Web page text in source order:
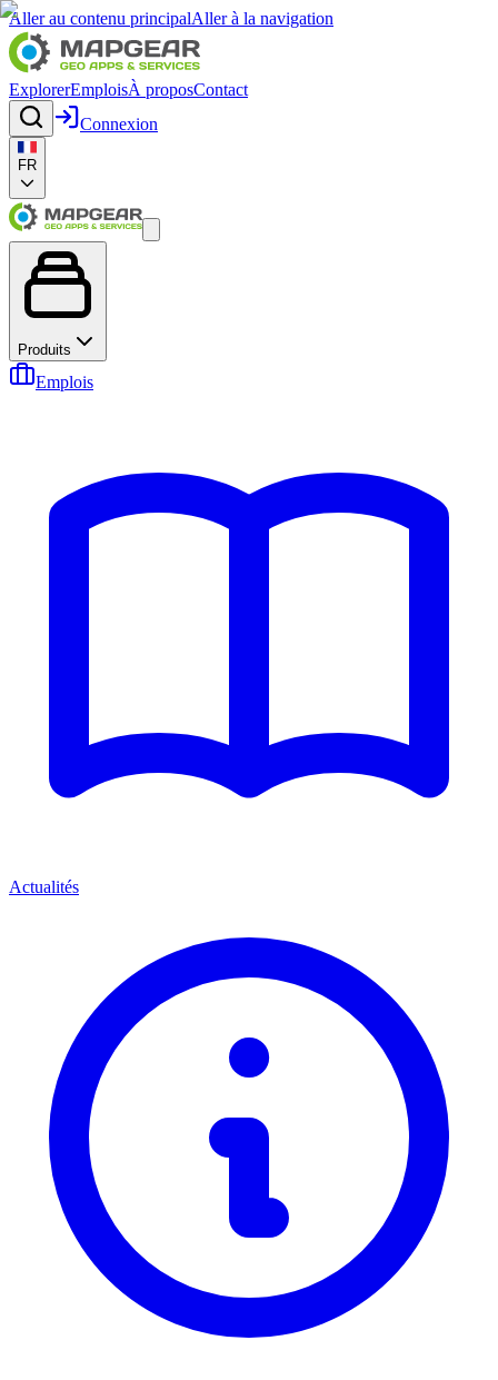
Aller au contenu principalAller à la navigation
ExplorerEmploisÀ proposContact
Connexion
FR
Produits
Emplois
Actualités